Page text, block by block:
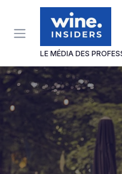
LE MÉDIA DES
Panneau de gestion des